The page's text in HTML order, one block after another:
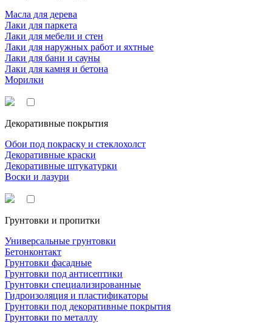
Масла для дерева
Лаки для паркета
Лаки для мебели и стен
Лаки для наружных работ и яхтные
Лаки для бани и сауны
Лаки для камня и бетона
Морилки
Декоративные покрытия
Обои под покраску и стеклохолст
Декоративные краски
Декоративные штукатурки
Воски и лазури
Грунтовки и пропитки
Универсальные грунтовки
Бетонконтакт
Грунтовки фасадные
Грунтовки под антисептики
Грунтовки специализированные
Гидроизоляция и пластификаторы
Грунтовки под декоративные покрытия
Грунтовки по металлу